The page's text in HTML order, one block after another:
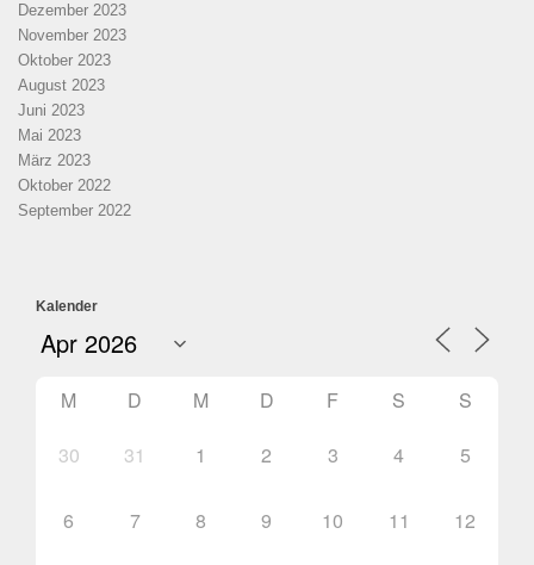
Dezember 2023
November 2023
Oktober 2023
August 2023
Juni 2023
Mai 2023
März 2023
Oktober 2022
September 2022
Kalender
M D M D F S
S
30
31 1 2 3 4 5
6 7 8 9 10 11 12